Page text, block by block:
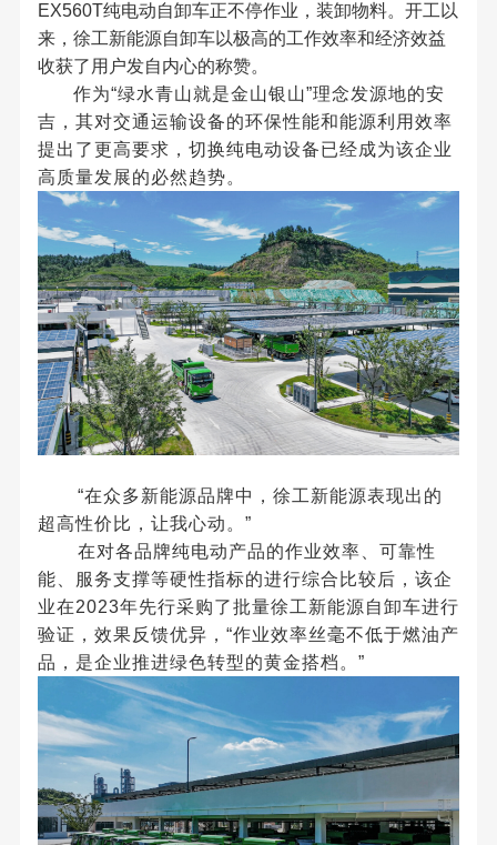
EX560T纯电动自卸车正不停作业，装卸物料。开工以
来，徐工新能源自卸车以极高的工作效率和经济效益
收获了用户发自内心的称赞。
作为“绿水青山就是金山银山”理念发源地的安
吉，其对交通运输设备的环保性能和能源利用效率
提出了更高要求，切换纯电动设备已经成为该企业
高质量发展的必然趋势。
“在众多新能源品牌中，徐工新能源表现出的
超高性价比，让我心动。 ”
在对各品牌纯电动产品的作业效率
可靠性
能
服务支撑等硬性指标的进行综合比较后，该企
业在2023年先行采购了批量徐工新能源自卸车进行
验证，效果反馈优异， “作业效率丝毫不低于燃油产
品，是企业推进绿色转型的黄金搭档。 ”